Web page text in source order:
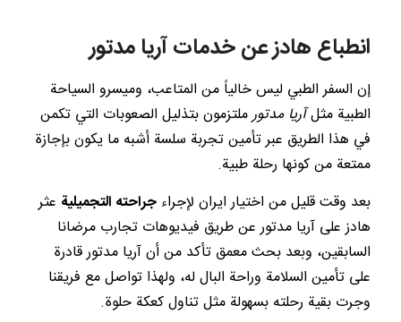
انطباع هادز عن خدمات آريا مدتور
إن السفر الطبي ليس خالياً من المتاعب، وميسرو السياحة
الطبية مثلآريا مدتورملتزمون بتذليل الصعوبات التي تكمن
في هذا الطريق عبر تأمين تجربة سلسة أشبه ما يكون بإجازة
ممتعة من كونها رحلة طبية.
بعد وقت قليل من اختيار ايران لإجراء جراحته التجميلية عثر
هادز على آريا مدتور عن طريق فيديوهات تجارب مرضانا
السابقين، وبعد بحث معمق تأكد من أن آريا مدتور قادرة
على تأمين السلامة وراحة البال له، ولهذا تواصل مع فريقنا
وجرت بقية رحلته بسهولة مثل تناول كعكة حلوة.